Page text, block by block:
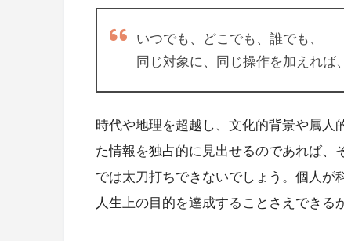
いつでも、どこでも、誰でも、
同じ対象に、同じ操作を加えれば
時代や地理を超越し、文化的背景や属人
た情報を独占的に見出せるのであれば、
では太刀打ちできないでしょう。個人が
人生上の目的を達成することさえできる